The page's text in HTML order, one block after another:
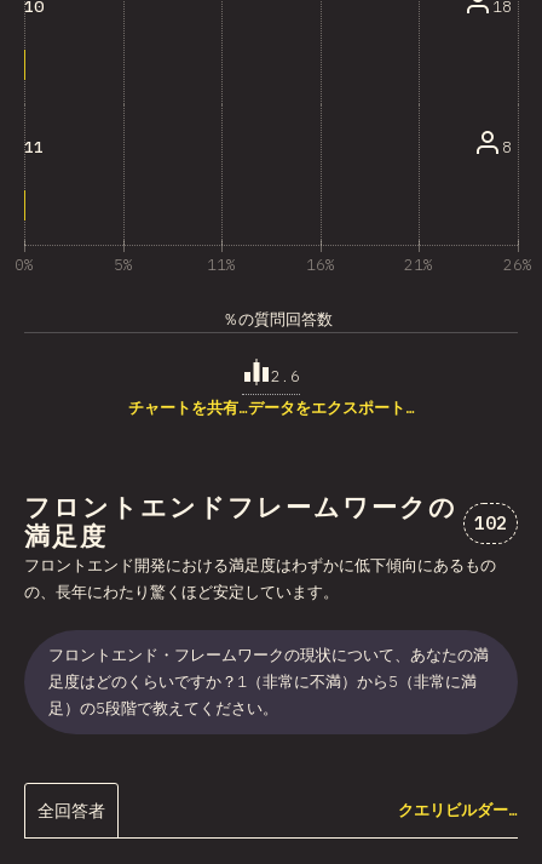
10 18
11 8
0% 5% 11% 16% 21% 26%
％の質問回答数
2.6
チャートを共有…データをエクスポート…
フロントエンドフレームワークの
満足度
“フロン
102
フロントエンド開発における満足度はわずかに低下傾向にあるもの
の、長年にわたり驚くほど安定しています。
フロントエンド・フレームワークの現状について、あなたの満
足度はどのくらいですか？1（非常に不満）から5（非常に満
足）の5段階で教えてください。
全回答者 クエリビルダー…